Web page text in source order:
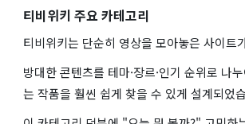
티비위키 주요 카테고리
티비위키는 단순히 영상을 모아놓은 사이트
방대한 콘텐츠를 테마·장르·인기 순위로 나
는 작품을 훨씬 쉽게 찾을 수 있게 설계되었